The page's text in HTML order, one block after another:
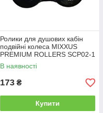
Ролики для душових кабін
подвійні колеса MIXXUS
PREMIUM ROLLERS SCP02-1
BLACK нижні (23 mm для
DIVERSE SC01, SC02, SD01)
В наявності
173 ₴
Купити